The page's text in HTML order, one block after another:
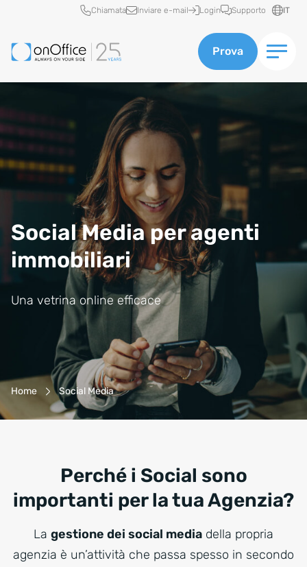
Accesso rapido
Chiamata Inviare e-mail Login Supporto IT
Prova
Social Media per agenti
immobiliari
Una vetrina online efficace
Breadcrumb-Navigation
Home Social Media
Perché i Social sono
importanti per la tua Agenzia?
La gestione dei social media della propria
agenzia è un’attività che passa spesso in secondo